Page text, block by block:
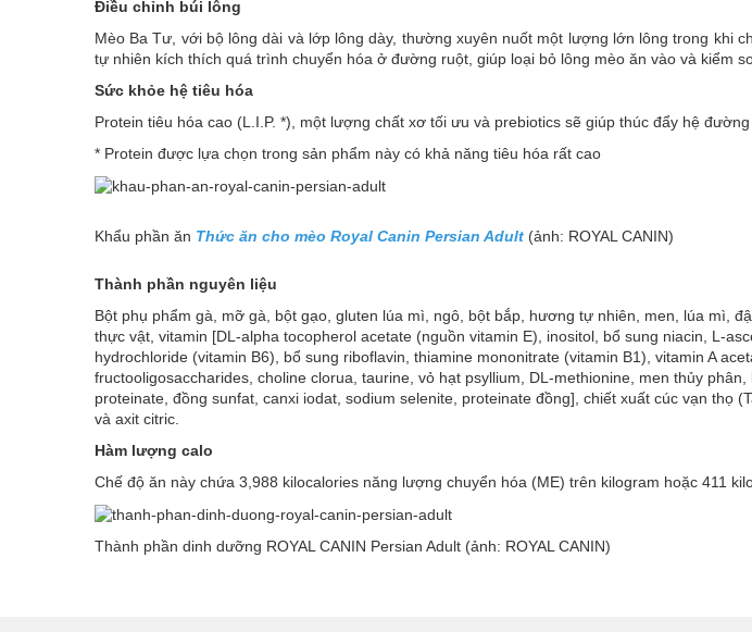
Điều chỉnh búi lông
Mèo Ba Tư, với bộ lông dài và lớp lông dày, thường xuyên nuốt một lượng lớn lông trong khi
tự nhiên kích thích quá trình chuyển hóa ở đường ruột, giúp loại bỏ lông mèo ăn vào và kiểm
Sức khỏe hệ tiêu hóa
Protein tiêu hóa cao (L.I.P. *), một lượng chất xơ tối ưu và prebiotics sẽ giúp thúc đẩy hệ
* Protein được lựa chọn trong sản phẩm này có khả năng tiêu hóa rất cao
Khẩu phần ăn Thức ăn cho mèo Royal Canin Persian Adult (ảnh: ROYAL CANIN)
Thành phần nguyên liệu
Bột phụ phẩm gà, mỡ gà, bột gạo, gluten lúa mì, ngô, bột bắp, hương tự nhiên, men, lúa mì,
thực vật, vitamin [DL-alpha tocopherol acetate (nguồn vitamin E), inositol, bổ sung niacin, L-
hydrochloride (vitamin B6), bổ sung riboflavin, thiamine mononitrate (vitamin B1), vitamin A
fructooligosaccharides, choline clorua, taurine, vỏ hạt psyllium, DL-methionine, men thủy
proteinate, đồng sunfat, canxi iodat, sodium selenite, proteinate đồng], chiết xuất cúc vạn
và axit citric.
Hàm lượng calo
Chế độ ăn này chứa 3,988 kilocalories năng lượng chuyển hóa (ME) trên kilogram hoặc 411
Thành phần dinh dưỡng ROYAL CANIN Persian Adult (ảnh: ROYAL CANIN)